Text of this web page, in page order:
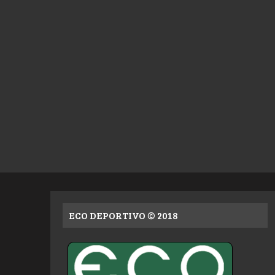
ECO DEPORTIVO © 2018